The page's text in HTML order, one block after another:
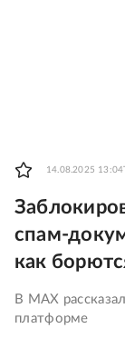
14.08.2025 13:04
спам-
как
В MAX
платформе